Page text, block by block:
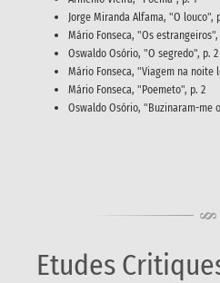
Jorge Miranda Alfama, "O louco",
Mário Fonseca, "Os estrangeiros",
Oswaldo Osório, "O segredo", p. 2
Mário Fonseca, "Viagem na noite
Mário Fonseca, "Poemeto", p. 2
Oswaldo Osório, "Buzinaram-me
Etudes